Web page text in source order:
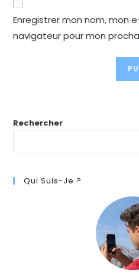
comment
URL
(optional)
Enregistrer mon nom, mon
navigateur pour mon
Rechercher
Qui Suis-Je ?